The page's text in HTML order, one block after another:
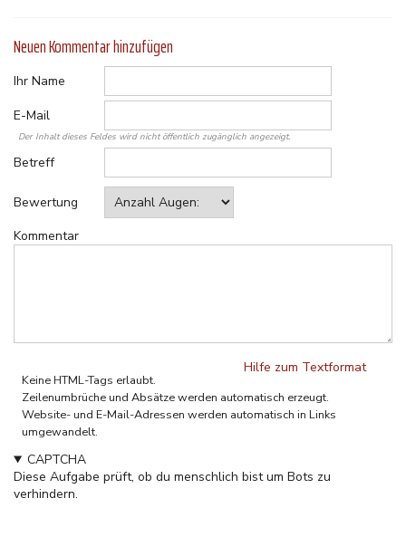
Neuen Kommentar hinzufügen
Ihr Name
E-Mail
Der Inhalt dieses Feldes wird nicht öffentlich zugänglich angezeigt.
Betreff
Bewertung
Kommentar
Hilfe zum Textformat
Keine HTML-Tags erlaubt.
Zeilenumbrüche und Absätze werden automatisch erzeugt.
Website- und E-Mail-Adressen werden automatisch in Links
umgewandelt.
CAPTCHA
Diese Aufgabe prüft, ob du menschlich bist um Bots zu
verhindern.